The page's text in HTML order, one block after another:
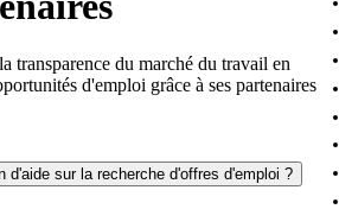
transparence du marché du travail en
d'emploi grâce à ses partenaires
d'aide sur la recherche d'offres d'emploi ?